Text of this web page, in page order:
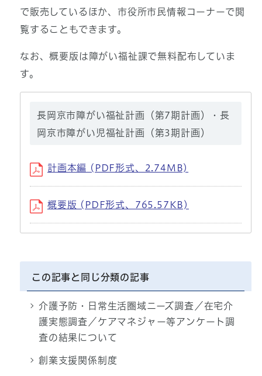
で販売しているほか、市役所市民情報コーナーで閲
覧することもできます。
なお、概要版は障がい福祉課で無料配布していま
す。
長岡京市障がい福祉計画（第7期計画）・長
岡京市障がい児福祉計画（第3期計画）
計画本編 (PDF形式、2.74MB)
概要版 (PDF形式、765.57KB)
この記事と同じ分類の記事
介護予防・日常生活圏域ニーズ調査／在宅介
護実態調査／ケアマネジャー等アンケート調
査の結果について
創業支援関係制度